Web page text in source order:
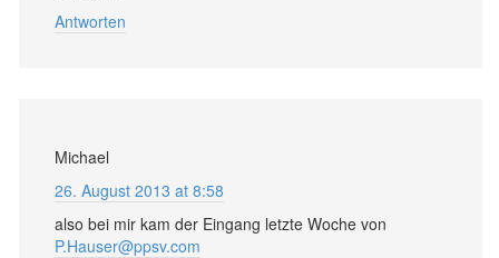
Antworten
Michael
26. August 2013 at 8:58
also bei mir kam der Eingang letzte Woche von
P.Hauser@ppsv.com